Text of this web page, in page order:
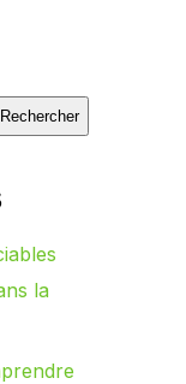
Rechercher
la